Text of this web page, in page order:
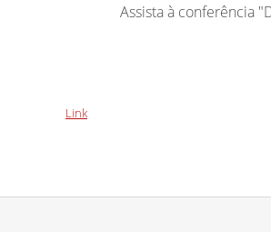
Assista à conferência
Link